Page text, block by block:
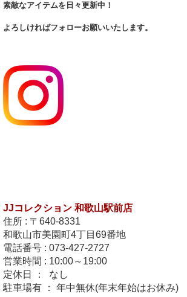
素敵なアイテムを日々更新中！
よろしければフォローお願いいたします。
JJコレクション 和歌山駅前店
住所 : 〒640-8331
和歌山市美園町4丁目69番地
電話番号 : 073-427-2727
営業時間 : 10:00～19:00
定休日 ： なし
駐車場有 ： 年中無休(年末年始はお休み)